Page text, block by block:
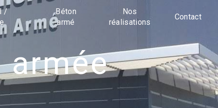
/
Béton
armé
Nos
réalisations
Contact